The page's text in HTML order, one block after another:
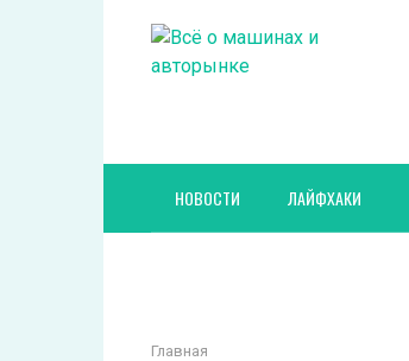
НОВОСТИ ЛАЙФХАКИ
Главная